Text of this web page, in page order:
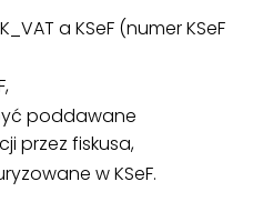
a KSeF (numer KSeF
poddawane
przez fiskusa,
w KSeF.